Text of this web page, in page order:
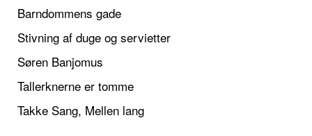
Barndommens gade
Stivning af duge og servietter
Søren Banjomus
Tallerknerne er tomme
Takke Sang, Mellen lang